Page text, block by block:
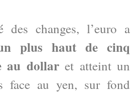
des changes, l’euro a
plus haut de cinq
au dollaret atteint un
face au yen, sur fond